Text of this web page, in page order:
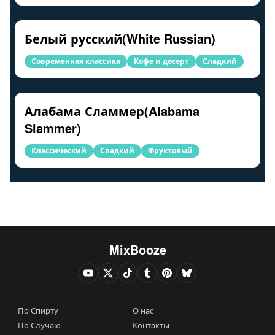
Белый русский(White Russian)
Современная классика Кофе и десерт Сладкий
Алабама Сламмер(Alabama
Slammer)
Классический Сладкий Фруктовый
MixBooze
По Спирту
По Случаю
О нас
Контакты